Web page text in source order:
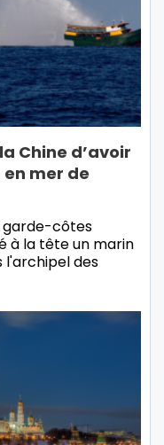
Chine d’avoir
mer de
garde-côtes
à la tête un marin
l'archipel des